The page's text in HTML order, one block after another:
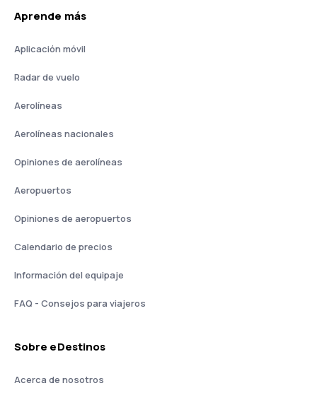
Aprende más
Aplicación móvil
Radar de vuelo
Aerolíneas
Aerolíneas nacionales
Opiniones de aerolíneas
Aeropuertos
Opiniones de aeropuertos
Calendario de precios
Información del equipaje
FAQ - Consejos para viajeros
Sobre eDestinos
Acerca de nosotros